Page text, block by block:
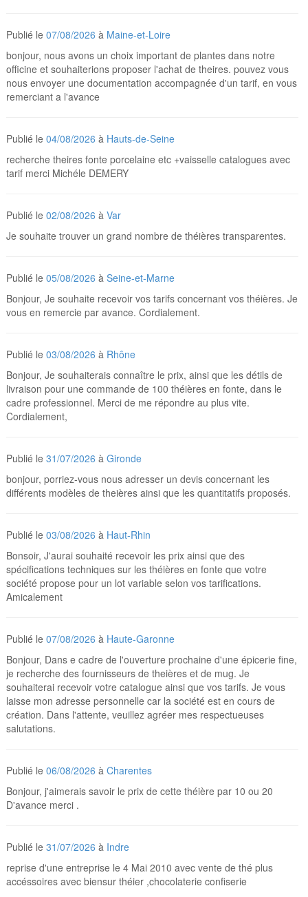
Publié le07/08/2026 à Maine-et-Loire
bonjour, nous avons un choix important de plantes dans notre
officine et souhaiterions proposer l'achat de theires. pouvez vous
nous envoyer une documentation accompagnée d'un tarif, en vous
remerciant a l'avance
Publié le04/08/2026 à Hauts-de-Seine
recherche theires fonte porcelaine etc +vaisselle catalogues avec
tarif merci Michéle DEMERY
Publié le02/08/2026 àVar
Je souhaite trouver un grand nombre de théières transparentes.
Publié le05/08/2026 àSeine-et-Marne
Bonjour, Je souhaite recevoir vos tarifs concernant vos théières. Je
vous en remercie par avance. Cordialement.
Publié le03/08/2026 à Rhône
Bonjour, Je souhaiterais connaître le prix, ainsi que les détils de
livraison pour une commande de 100 théières en fonte, dans le
cadre professionnel. Merci de me répondre au plus vite.
Cordialement,
Publié le31/07/2026 àGironde
bonjour, porriez-vous nous adresser un devis concernant les
différents modèles de theières ainsi que les quantitatifs proposés.
Publié le03/08/2026 à Haut-Rhin
Bonsoir, J'aurai souhaité recevoir les prix ainsi que des
spécifications techniques sur les théières en fonte que votre
société propose pour un lot variable selon vos tarifications.
Amicalement
Publié le07/08/2026 à Haute-Garonne
Bonjour, Dans e cadre de l'ouverture prochaine d'une épicerie fine,
je recherche des fournisseurs de theières et de mug. Je
souhaiterai recevoir votre catalogue ainsi que vos tarifs. Je vous
laisse mon adresse personnelle car la société est en cours de
création. Dans l'attente, veuillez agréer mes respectueuses
salutations.
Publié le06/08/2026 àCharentes
Bonjour, j'aimerais savoir le prix de cette théière par 10 ou 20
D'avance merci .
Publié le31/07/2026 à Indre
reprise d'une entreprise le 4 Mai 2010 avec vente de thé plus
accéssoires avec biensur théier ,chocolaterie confiserie